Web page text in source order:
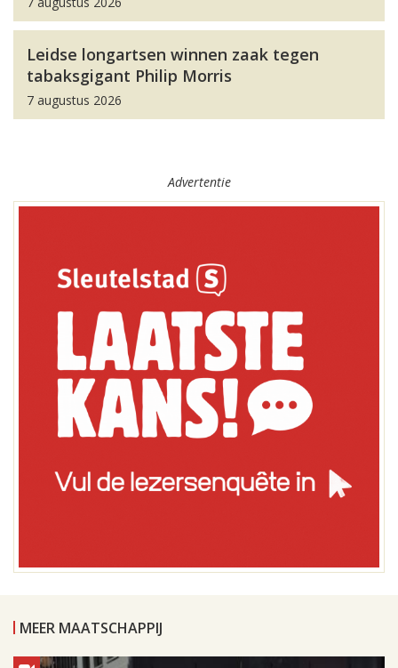
Leidse longartsen winnen zaak tegen
tabaksgigant Philip Morris
7 augustus 2026
Advertentie
MEER MAATSCHAPPIJ